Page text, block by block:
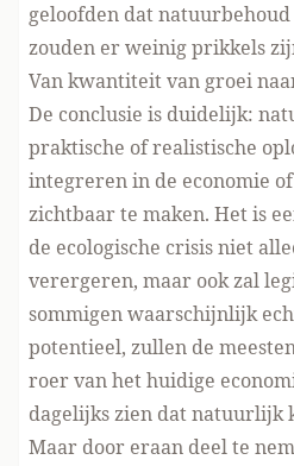
geloofden dat
zouden er weinig prikkels
Van kwantiteit van groei
De conclusie is duidelijk:
praktische of realistische
integreren in de economie
zichtbaar te maken. Het is
de ecologische crisis niet
verergeren, maar ook zal
sommigen waarschijnlijk
potentieel, zullen de
roer van het huidige
dagelijks zien dat natuurlijk
Maar door eraan deel te